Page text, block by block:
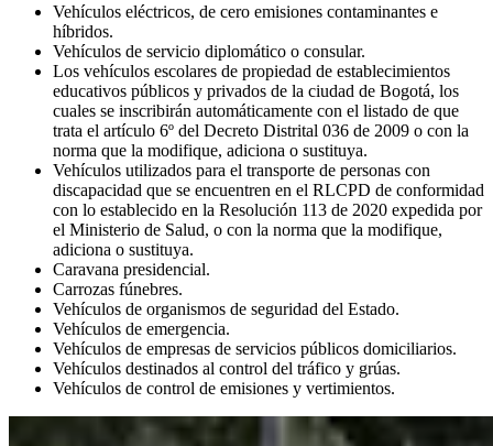
Vehículos eléctricos, de cero emisiones contaminantes e
híbridos.
Vehículos de servicio diplomático o consular.
Los vehículos escolares de propiedad de establecimientos
educativos públicos y privados de la ciudad de Bogotá, los
cuales se inscribirán automáticamente con el listado de que
trata el artículo 6º del Decreto Distrital 036 de 2009 o con la
norma que la modifique, adiciona o sustituya.
Vehículos utilizados para el transporte de personas con
discapacidad que se encuentren en el RLCPD de conformidad
con lo establecido en la Resolución 113 de 2020 expedida por
el Ministerio de Salud, o con la norma que la modifique,
adiciona o sustituya.
Caravana presidencial.
Carrozas fúnebres.
Vehículos de organismos de seguridad del Estado.
Vehículos de emergencia.
Vehículos de empresas de servicios públicos domiciliarios.
Vehículos destinados al control del tráfico y grúas.
Vehículos de control de emisiones y vertimientos.